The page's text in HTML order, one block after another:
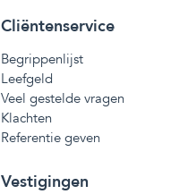
Cliëntenservice
Begrippenlijst
Leefgeld
Veel gestelde vragen
Klachten
Referentie geven
Vestigingen